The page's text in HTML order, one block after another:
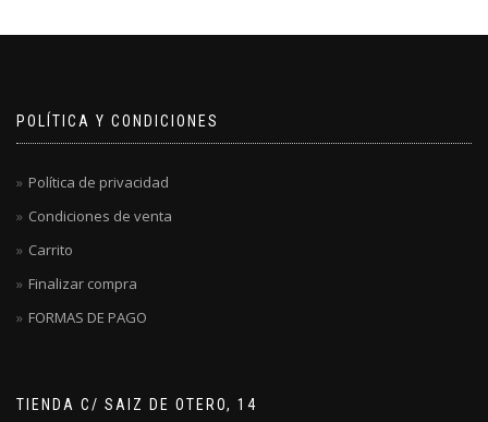
POLÍTICA Y CONDICIONES
Política de privacidad
Condiciones de venta
Carrito
Finalizar compra
FORMAS DE PAGO
TIENDA C/ SAIZ DE OTERO, 14